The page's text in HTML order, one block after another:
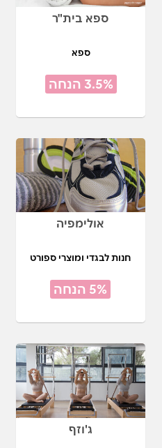
ספא בית"ר
ספא
3.5% הנחה
אולימפיה
חנות לבגדי ומוצרי ספורט
5% הנחה
ג'וזף